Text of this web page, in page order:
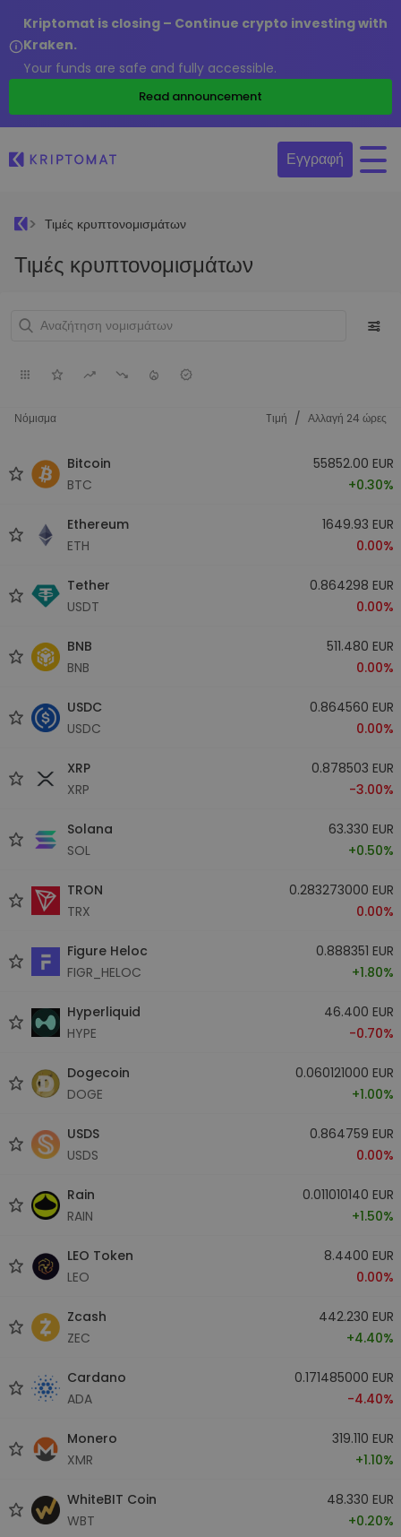
Kriptomat is closing – Continue crypto investing with
Kraken.
Your funds are safe and fully accessible.
Read announcement
Εγγραφή
Τιμές κρυπτονομισμάτων
Τιμές κρυπτονομισμάτων
Νόμισμα Tιμή / Αλλαγή 24 ώρες
Bitcoin
BTC
55852.00 EUR
+0.30%
Ethereum
ETH
1649.93 EUR
0.00%
Tether
USDT
0.864298 EUR
0.00%
BNB
BNB
511.480 EUR
0.00%
USDC
USDC
0.864560 EUR
0.00%
XRP
XRP
0.878503 EUR
-3.00%
Solana
SOL
63.330 EUR
+0.50%
TRON
TRX
0.283273000 EUR
0.00%
Figure Heloc
FIGR_HELOC
0.888351 EUR
+1.80%
Hyperliquid
HYPE
46.400 EUR
-0.70%
Dogecoin
DOGE
0.060121000 EUR
+1.00%
USDS
USDS
0.864759 EUR
0.00%
Rain
RAIN
0.011010140 EUR
+1.50%
LEO Token
LEO
8.4400 EUR
0.00%
Zcash
ZEC
442.230 EUR
+4.40%
Cardano
ADA
0.171485000 EUR
-4.40%
Monero
XMR
319.110 EUR
+1.10%
WhiteBIT Coin
WBT
48.330 EUR
+0.20%